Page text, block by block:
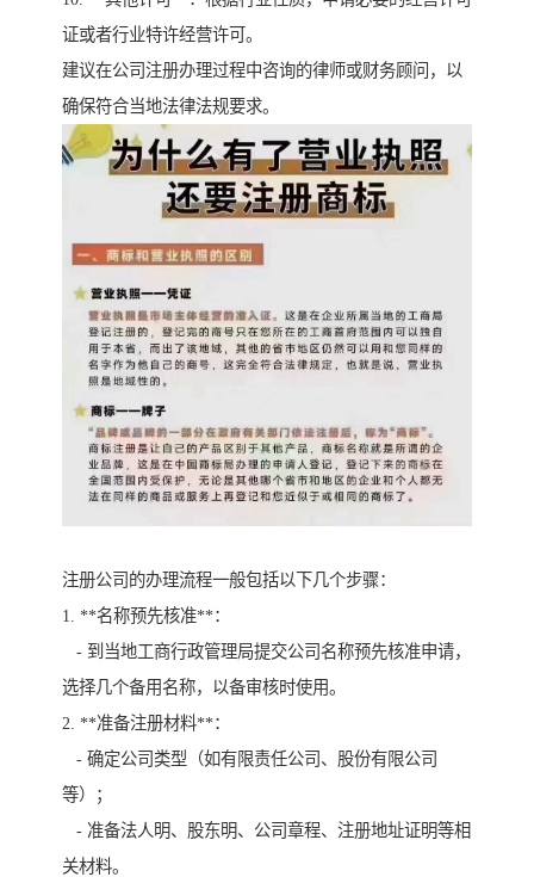
证或者行业特许经营许可。
建议在公司注册办理过程中咨询的律师或财务顾问，以
确保符合当地法律法规要求。
注册公司的办理流程一般包括以下几个步骤：
1. **名称预先核准**：
- 到当地工商行政管理局提交公司名称预先核准申请，
选择几个备用名称，以备审核时使用。
2. **准备注册材料**：
- 确定公司类型（如有限责任公司、股份有限公司
等）；
- 准备法人明、股东明、公司章程、注册地址证明等相
关材料。